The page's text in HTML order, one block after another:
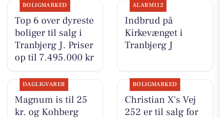
BOLIGMARKED
Top 6 over dyreste
boliger til salg i
Tranbjerg J. Priser
op til 7.495.000 kr
ALARM112
Indbrud på
Kirkevænget i
Tranbjerg J
DAGLIGVARER
Magnum is til 25
kr. og Kohberg
BOLIGMARKED
Christian X's Vej
252 er til salg for